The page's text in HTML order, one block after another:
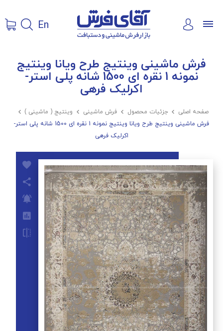
En
فرش ماشینی وینتیج طرح ویانا وینتیج
نمونه 1 نقره ای 1500 شانه پلی استر-
اکرلیک فرهی
صفحه اصلی  جزئیات محصول  فرش ماشینی  وینتیج ( ماشینی ) 
فرش ماشینی وینتیج طرح ویانا وینتیج نمونه 1 نقره ای 1500 شانه پلی استر-
اکرلیک فرهی